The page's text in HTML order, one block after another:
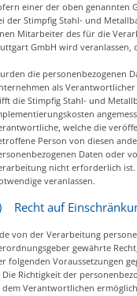
einer der oben genannten
der Stimpfig Stahl- und
Mitarbeiter des für die
GmbH wird veranlassen,
die personenbezogenen
als Verantwortlicher
die Stimpfig Stahl- und
welche die
Person von diesen
Daten oder
nicht erforderlich
veranlassen.
Recht auf
von der Verarbeitung
gewährte
folgenden Voraussetzungen
Die Richtigkeit der
dem Verantwortlichen